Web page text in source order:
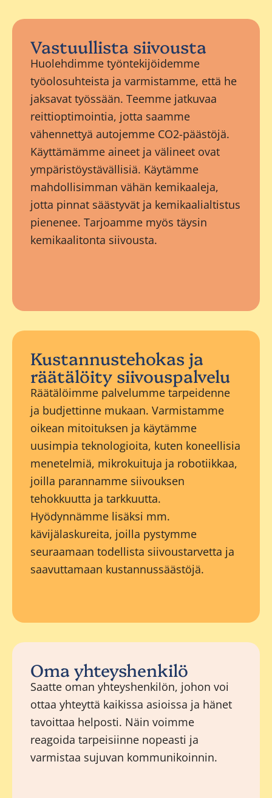
Vastuullista siivousta
Huolehdimme työntekijöidemme
työolosuhteista ja varmistamme, että he
jaksavat työssään. Teemme jatkuvaa
reittioptimointia, jotta saamme
vähennettyä autojemme CO2-päästöjä.
Käyttämämme aineet ja välineet ovat
ympäristöystävällisiä. Käytämme
mahdollisimman vähän kemikaaleja,
jotta pinnat säästyvät ja kemikaalialtistus
pienenee. Tarjoamme myös täysin
kemikaalitonta siivousta.
Kustannustehokas ja
räätälöity siivouspalvelu
Räätälöimme palvelumme tarpeidenne
ja budjettinne mukaan. Varmistamme
oikean mitoituksen ja käytämme
uusimpia teknologioita, kuten koneellisia
menetelmiä, mikrokuituja ja robotiikkaa,
joilla parannamme siivouksen
tehokkuutta ja tarkkuutta.
Hyödynnämme lisäksi mm.
kävijälaskureita, joilla pystymme
seuraamaan todellista siivoustarvetta ja
saavuttamaan kustannussäästöjä.
Oma yhteyshenkilö
Saatte oman yhteyshenkilön, johon voi
ottaa yhteyttä kaikissa asioissa ja hänet
tavoittaa helposti. Näin voimme
reagoida tarpeisiinne nopeasti ja
varmistaa sujuvan kommunikoinnin.